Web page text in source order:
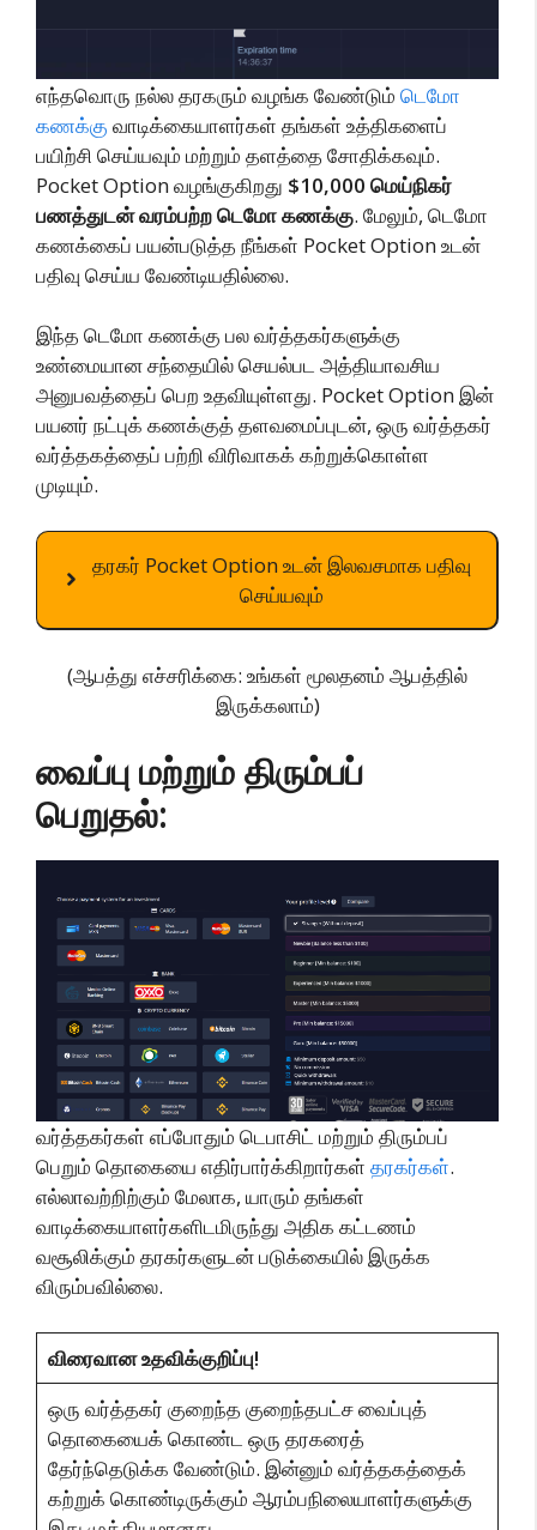
எந்தவொரு நல்ல தரகரும் வழங்க வேண்டும் டெமோ
கணக்கு வாடிக்கையாளர்கள் தங்கள் உத்திகளைப்
பயிற்சி செய்யவும் மற்றும் தளத்தை சோதிக்கவும்.
Pocket Option வழங்குகிறது $10,000 மெய்நிகர்
பணத்துடன் வரம்பற்ற டெமோ கணக்கு. மேலும், டெமோ
கணக்கைப் பயன்படுத்த நீங்கள் Pocket Option உடன்
பதிவு செய்ய வேண்டியதில்லை.
இந்த டெமோ கணக்கு பல வர்த்தகர்களுக்கு
உண்மையான சந்தையில் செயல்பட அத்தியாவசிய
அனுபவத்தைப் பெற உதவியுள்ளது. Pocket Option இன்
பயனர் நட்புக் கணக்குத் தளவமைப்புடன், ஒரு வர்த்தகர்
வர்த்தகத்தைப் பற்றி விரிவாகக் கற்றுக்கொள்ள
முடியும்.
தரகர் Pocket Option உடன் இலவசமாக பதிவு
செய்யவும்
(ஆபத்து எச்சரிக்கை: உங்கள் மூலதனம் ஆபத்தில்
இருக்கலாம்)
வைப்பு மற்றும் திரும்பப்
பெறுதல்:
வர்த்தகர்கள் எப்போதும் டெபாசிட் மற்றும் திரும்பப்
பெறும் தொகையை எதிர்பார்க்கிறார்கள் தரகர்கள்.
எல்லாவற்றிற்கும் மேலாக, யாரும் தங்கள்
வாடிக்கையாளர்களிடமிருந்து அதிக கட்டணம்
வசூலிக்கும் தரகர்களுடன் படுக்கையில் இருக்க
விரும்பவில்லை.
விரைவான உதவிக்குறிப்பு!
ஒரு வர்த்தகர் குறைந்த குறைந்தபட்ச வைப்புத்
தொகையைக் கொண்ட ஒரு தரகரைத்
தேர்ந்தெடுக்க வேண்டும். இன்னும் வர்த்தகத்தைக்
கற்றுக் கொண்டிருக்கும் ஆரம்பநிலையாளர்களுக்கு